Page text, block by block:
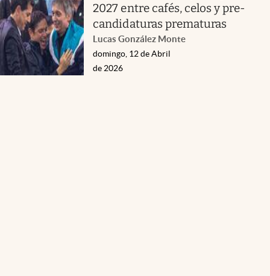
2027 entre cafés, celos y pre-
candidaturas prematuras
Lucas González Monte
domingo, 12 de Abril
de 2026